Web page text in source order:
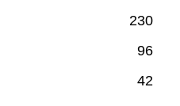
230
96
42